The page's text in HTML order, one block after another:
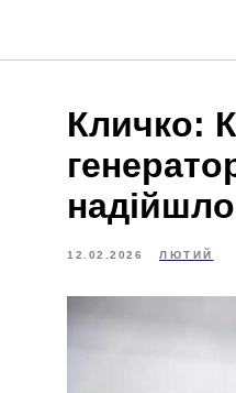
Кличко:
12.02.2026 ЛЮТИЙ